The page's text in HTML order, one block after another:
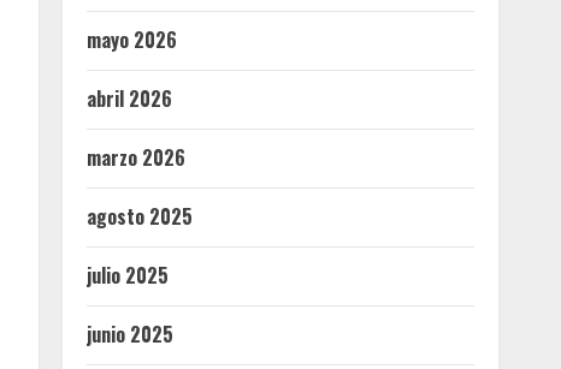
mayo 2026
abril 2026
marzo 2026
agosto 2025
julio 2025
junio 2025